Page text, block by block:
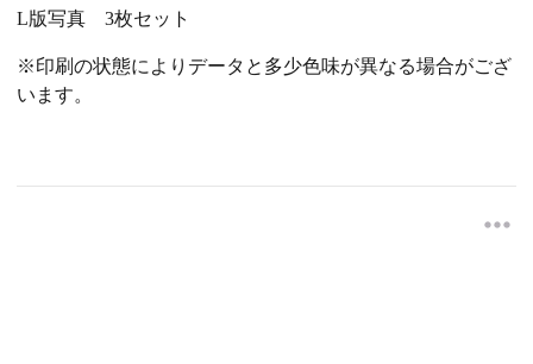
L版写真 3枚セット
※印刷の状態によりデータと多少色味が異なる場合がござ
います。